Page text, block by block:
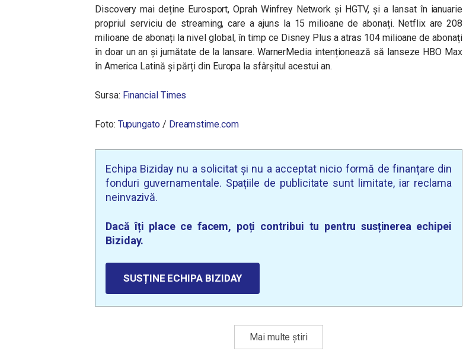
Discovery mai deține Eurosport, Oprah Winfrey Network și HGTV, și a lansat în ianuarie
propriul serviciu de streaming, care a ajuns la 15 milioane de abonați. Netflix are 208
milioane de abonați la nivel global, în timp ce Disney Plus a atras 104 milioane de abonați
în doar un an și jumătate de la lansare. WarnerMedia intenționează să lanseze HBO Max
în America Latină și părți din Europa la sfârșitul acestui an.
Sursa: Financial Times
Foto: Tupungato/ Dreamstime.com
Echipa Biziday nu a solicitat și nu a acceptat nicio formă de finanțare din
fonduri guvernamentale. Spațiile de publicitate sunt limitate, iar reclama
neinvazivă.
Dacă îți place ce facem, poți contribui tu pentru susținerea echipei
Biziday.
SUSȚINE ECHIPA BIZIDAY
Mai multe știri